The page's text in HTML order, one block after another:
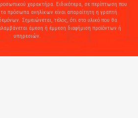
χαρακτήρα. Ειδικότερα, σε περίπτωση που
τα πρόσωπα ανηλίκων είναι απαραίτητη η γραπτή
Σημειώνεται, τέλος, ότι στο υλικό που θα
άμεση ή έμμεση διαφήμιση προϊόντων ή
υπηρεσιών.